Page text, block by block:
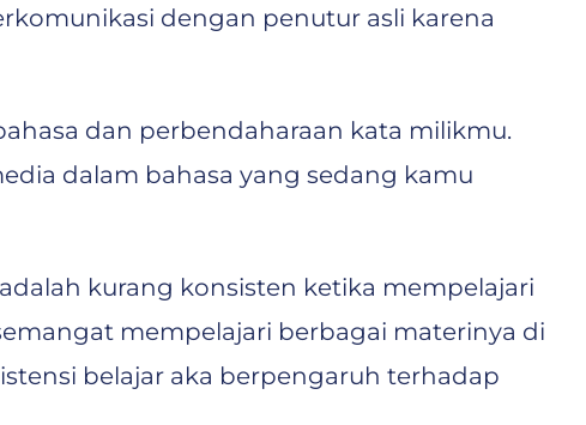
dengan penutur asli karena
dan perbendaharaan kata milikmu.
dalam bahasa yang sedang kamu
kurang konsisten ketika mempelajari
mempelajari berbagai materinya di
belajar aka berpengaruh terhadap